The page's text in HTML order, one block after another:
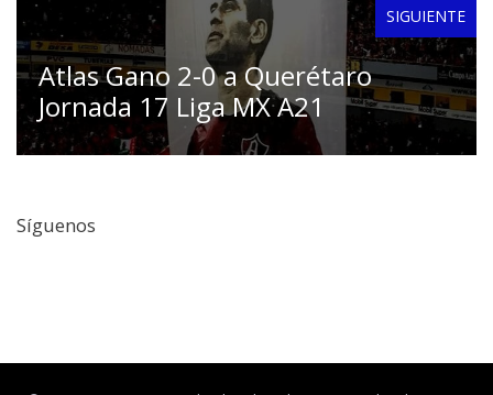
SIGUIENTE
Atlas Gano 2-0 a Querétaro
Jornada 17 Liga MX A21
Síguenos